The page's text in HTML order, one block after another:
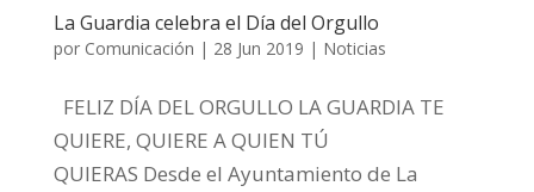
La Guardia celebra el Día del Orgullo
por Comunicación | 28 Jun 2019 | Noticias
‍ FELIZ DÍA DEL ORGULLO ‍️‍LA GUARDIA TE
QUIERE, QUIERE A QUIEN TÚ
QUIERAS ️‍Desde el Ayuntamiento de La